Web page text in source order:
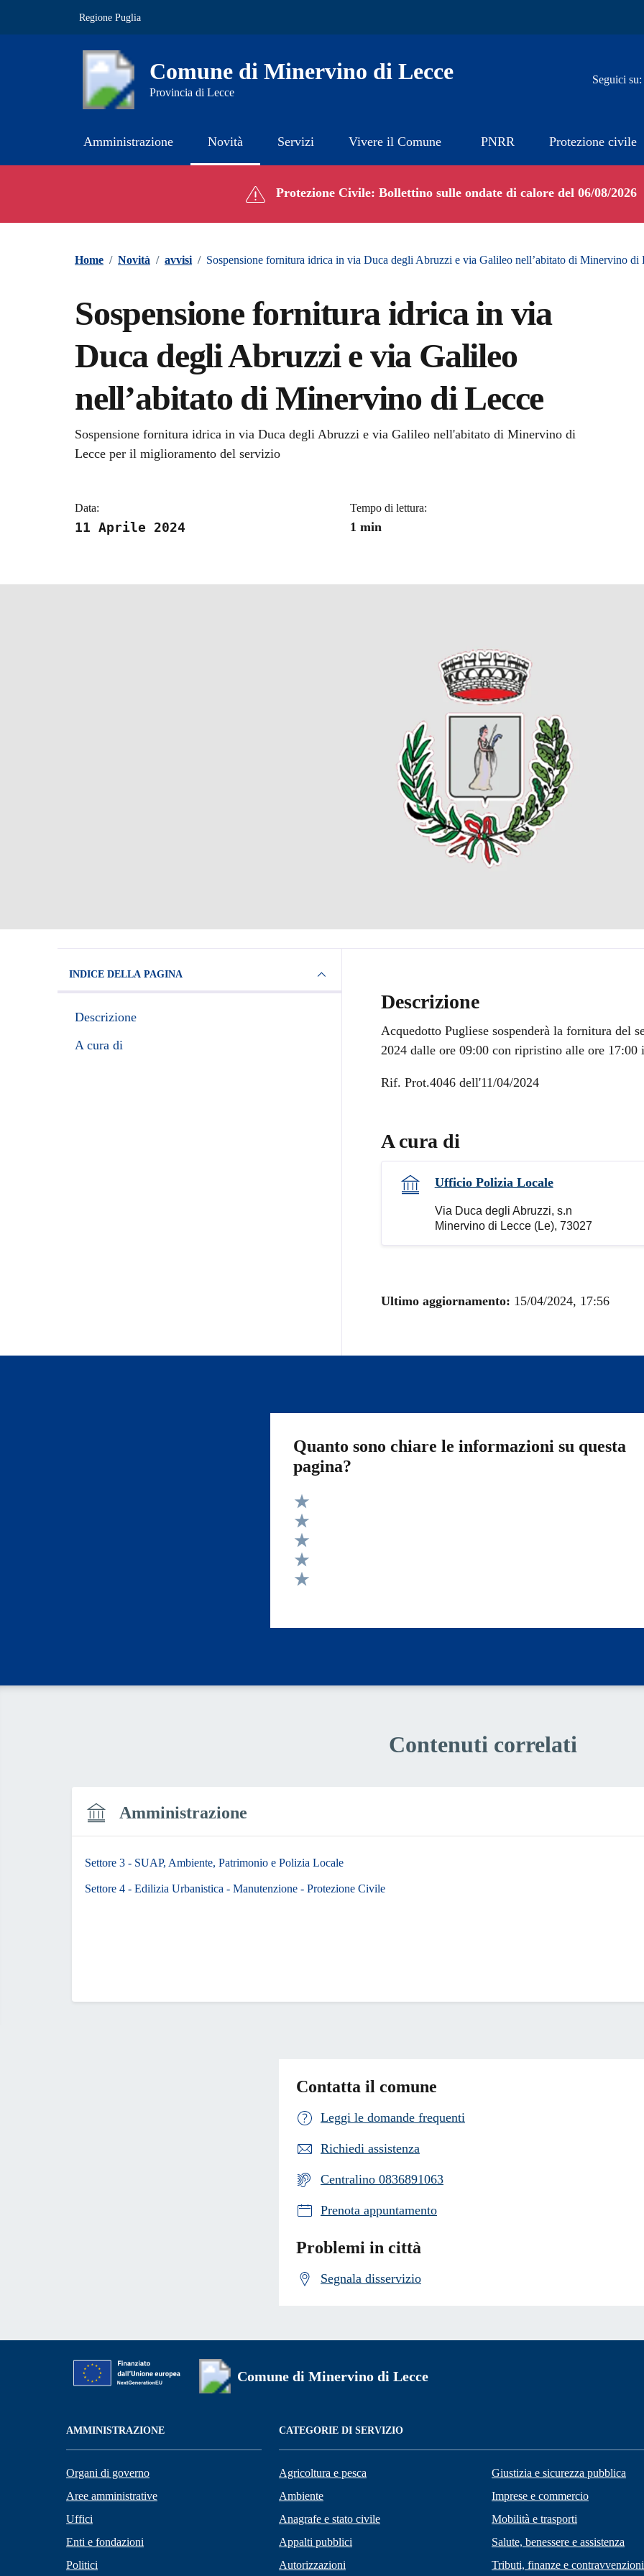
Regione Puglia
Comune di Minervino di Lecce
Provincia di Lecce
Seguici su:
Amministrazione Novità Servizi Vivere il Comune PNRR Protezione civile
Contenuti in evidenza Protezione Civile: Bollettino sulle ondate di calore del 06/08/2026
Home / Novità / avvisi / Sospensione fornitura idrica in via Duca degli Abruzzi e via Galileo nell’abitato di Minervino di
Sospensione fornitura idrica in via
Duca degli Abruzzi e via Galileo
nell’abitato di Minervino di Lecce
Dettagli della notizia
Sospensione fornitura idrica in via Duca degli Abruzzi e via Galileo nell'abitato di Minervino di
Lecce per il miglioramento del servizio
Data:
11 Aprile 2024
Tempo di lettura:
1 min
INDICE DELLA PAGINA
Descrizione
A cura di
Descrizione
Acquedotto Pugliese sospenderà la fornitura del
2024 dalle ore 09:00 con ripristino alle ore
Rif. Prot.4046 dell'11/04/2024
A cura di
Ufficio Polizia Locale
Via Duca degli Abruzzi, s.n
Minervino di Lecce (Le), 73027
Ultimo aggiornamento: 15/04/2024, 17:56
Quanto sono chiare le informazioni su questa
pagina?
Valuta 5 stelle su 5
Valuta 4 stelle su 5
Valuta 3 stelle su 5
Valuta 2 stelle su 5
Contenuti correlati
Amministrazione
Settore 3 - SUAP, Ambiente, Patrimonio e Polizia Locale
Settore 4 - Edilizia Urbanistica - Manutenzione - Protezione Civile
Contatta il comune
Leggi le domande frequenti
Richiedi assistenza
Centralino 0836891063
Prenota appuntamento
Problemi in città
Segnala disservizio
Comune di Minervino di Lecce
AMMINISTRAZIONE
Organi di governo
Aree amministrative
Uffici
Enti e fondazioni
Politici
CATEGORIE DI SERVIZIO
Agricoltura e pesca
Ambiente
Anagrafe e stato civile
Appalti pubblici
Autorizzazioni
Giustizia e sicurezza pubblica
Imprese e commercio
Mobilità e trasporti
Salute, benessere e assistenza
Tributi, finanze e contravvenzioni